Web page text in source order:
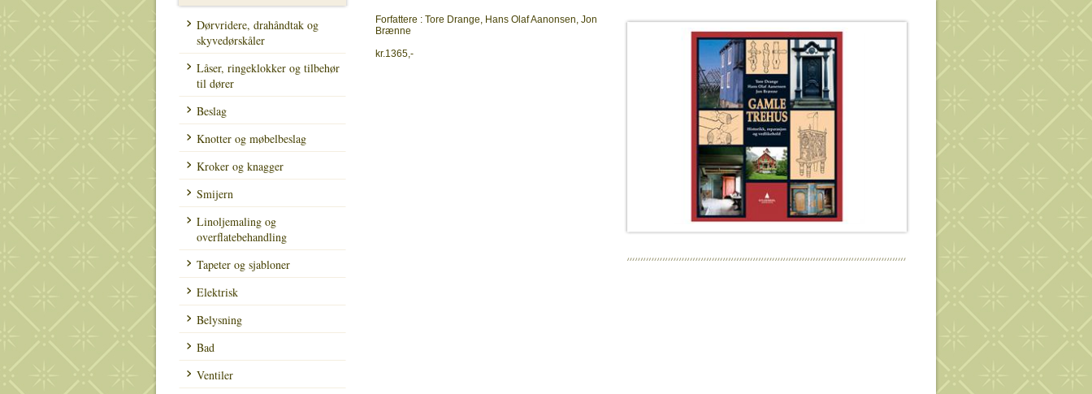
Dørvridere, drahåndtak og
skyvedørskåler
Låser, ringeklokker og tilbehør
til dører
Beslag
Knotter og møbelbeslag
Kroker og knagger
Smijern
Linoljemaling og
overflatebehandling
Tapeter og sjabloner
Elektrisk
Belysning
Bad
Ventiler
Forfattere : Tore Drange, Hans Olaf Aanonsen, Jon
Brænne
kr.1365,-